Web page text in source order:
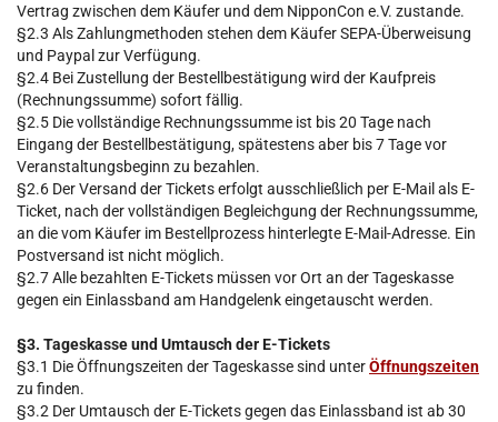
Vertrag zwischen dem Käufer und dem NipponCon e.V. zustande.
§2.3 Als Zahlungmethoden stehen dem Käufer SEPA-Überweisung
und Paypal zur Verfügung.
§2.4 Bei Zustellung der Bestellbestätigung wird der Kaufpreis
(Rechnungssumme) sofort fällig.
§2.5 Die vollständige Rechnungssumme ist bis 20 Tage nach
Eingang der Bestellbestätigung, spätestens aber bis 7 Tage vor
Veranstaltungsbeginn zu bezahlen.
§2.6 Der Versand der Tickets erfolgt ausschließlich per E-Mail als E-
Ticket, nach der vollständigen Begleichgung der Rechnungssumme,
an die vom Käufer im Bestellprozess hinterlegte E-Mail-Adresse. Ein
Postversand ist nicht möglich.
§2.7 Alle bezahlten E-Tickets müssen vor Ort an der Tageskasse
gegen ein Einlassband am Handgelenk eingetauscht werden.
§3. Tageskasse und Umtausch der E-Tickets
§3.1 Die Öffnungszeiten der Tageskasse sind unterÖffnungszeiten
zu finden.
§3.2 Der Umtausch der E-Tickets gegen das Einlassband ist ab 30